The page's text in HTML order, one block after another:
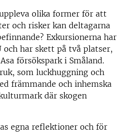
olika former för att
och risker kan deltagarna
Exkursionerna har
har skett på två platser,
försökspark i Småland.
som luckhuggning och
främmande och inhemska
där skogen
egna reflektioner och för